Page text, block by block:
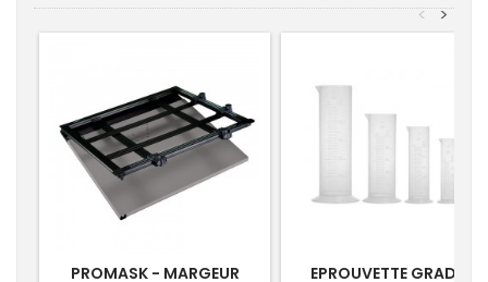
>
<
PROMASK - MARGEUR
EPROUVETTE GRADUÉE